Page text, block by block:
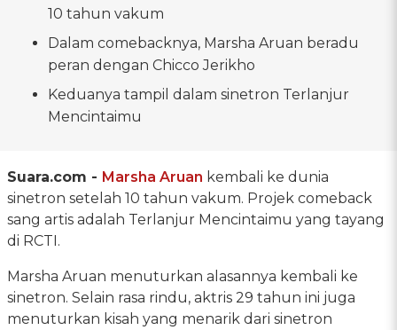
10 tahun vakum
Dalam comebacknya, Marsha Aruan beradu
peran dengan Chicco Jerikho
Keduanya tampil dalam sinetron Terlanjur
Mencintaimu
Suara.com - Marsha Aruan kembali ke dunia
sinetron setelah 10 tahun vakum. Projek comeback
sang artis adalah Terlanjur Mencintaimu yang tayang
di RCTI.
Marsha Aruan menuturkan alasannya kembali ke
sinetron. Selain rasa rindu, aktris 29 tahun ini juga
menuturkan kisah yang menarik dari sinetron